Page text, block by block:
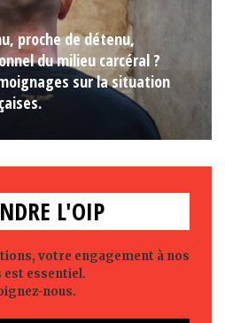
proche de détenu,
du milieu carcéral ?
sur la situation
L'OIP
votre engagement à nos
est essentiel.
nous.